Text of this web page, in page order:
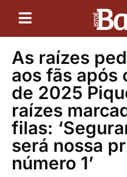
As raízes
aos fãs após
de 2025
raízes
filas:
será nossa
número 1’